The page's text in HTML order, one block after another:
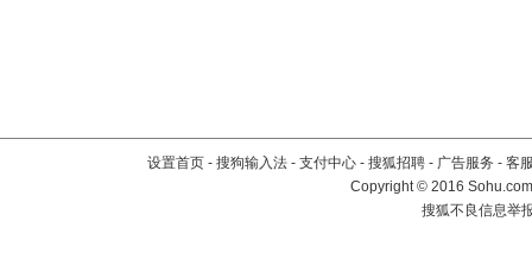
设置首页 - 搜狗输入法 - 支付中心 - 搜狐招聘 - 广告服务 - 客
Copyright©2016
搜狐不良信息举